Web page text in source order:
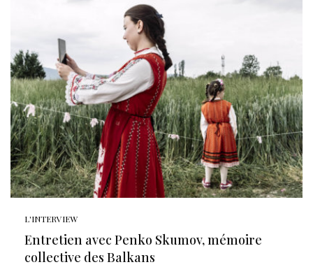
L'INTERVIEW
Entretien avec Penko Skumov, mémoire
collective des Balkans